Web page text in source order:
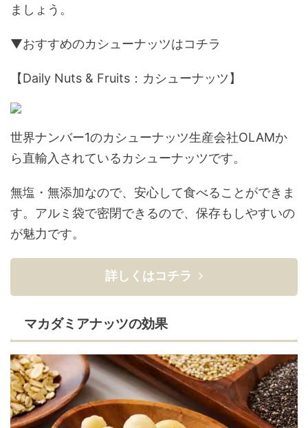
ましょう。
▼おすすめのカシューナッツはコチラ
【Daily Nuts & Fruits：カシューナッツ】
世界ナンバー1のカシューナッツ生産会社OLAMか
ら直輸入されているカシューナッツです。
無塩・無添加なので、安心して食べることができま
す。アルミ袋で密閉できるので、保存もしやすいの
が魅力です。
詳しくはコチラ
マカダミアナッツの効果